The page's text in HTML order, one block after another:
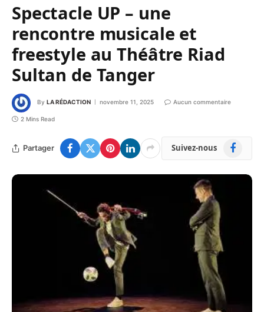
Spectacle UP – une
rencontre musicale et
freestyle au Théâtre Riad
Sultan de Tanger
By LA RÉDACTION novembre 11, 2025 Aucun commentaire
2 Mins Read
Partager Suivez-nous Facebook